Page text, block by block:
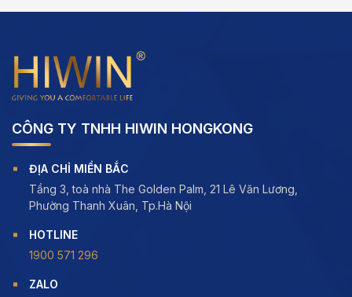
CÔNG TY TNHH HIWIN HONGKONG
ĐỊA CHỈ MIỀN BẮC
Tầng 3, toà nhà The Golden Palm, 21 Lê Văn Lương,
Phường Thanh Xuân, Tp.Hà Nội
HOTLINE
1900 571 296
ZALO